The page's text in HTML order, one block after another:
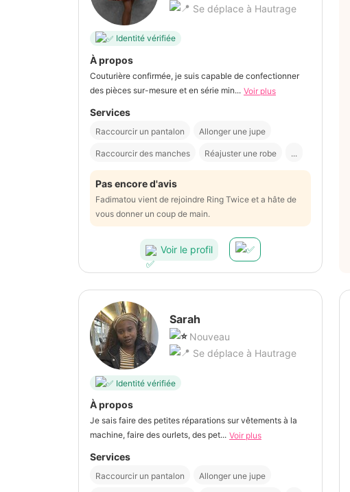
Se déplace à Hautrage
Identité vérifiée
À propos
Couturière confirmée, je suis capable de confectionner
des pièces sur-mesure et en série min... Voir plus
Services
Raccourcir un pantalon Allonger une jupe
Raccourcir des manches Réajuster une robe ...
Pas encore d'avis
Fadimatou vient de rejoindre Ring Twice et a hâte de
vous donner un coup de main.
Voir le profil
Sarah
Nouveau
Se déplace à Hautrage
Identité vérifiée
À propos
Je sais faire des petites réparations sur vêtements à la
machine, faire des ourlets, des pet... Voir plus
Services
Raccourcir un pantalon Allonger une jupe